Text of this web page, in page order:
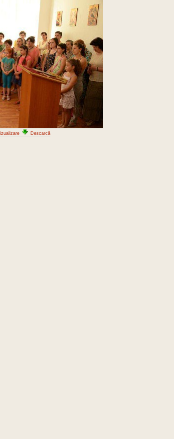
Descarcă